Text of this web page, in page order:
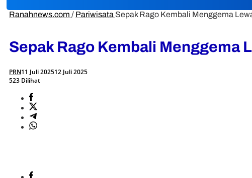
Ranahnews.com / Pariwisata Sepak Rago Kembali Menggema
Sepak Rago Kembali Menggema
PRN11 Juli 202512 Juli 2025
523 Dilihat